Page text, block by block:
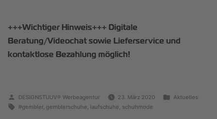
+++Wichtiger Hinweis+++ Digitale
Beratung/Videochat sowie Lieferservice und
kontaktlose Bezahlung möglich!
DESIGNSTUUV® Werbeagentur 23. März 2020
Aktuelles
#gembler, gemblerschuhe laufschuhe schuhmode